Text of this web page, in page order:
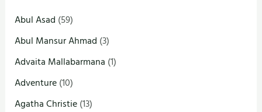
Abul Asad (59)
Abul Mansur Ahmad (3)
Advaita Mallabarmana (1)
Adventure(10)
Agatha Christie(13)